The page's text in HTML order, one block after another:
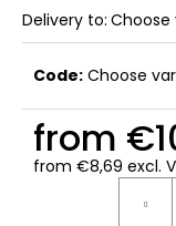
Delivery to: Choose
Code: Choose
from
from €8,69 excl.
c
o
m
m
e
n
d